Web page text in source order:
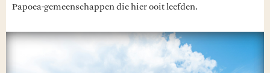
Papoea-gemeenschappen die hier ooit leefden.